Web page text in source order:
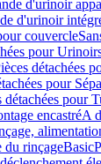
d'urinoir
d'urinoir
couvercle
pour
détachées
pour
détachées pour
encastréA
du rinçageBasic